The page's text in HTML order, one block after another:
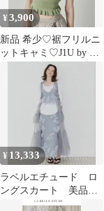
¥3,900
新品 希少♡裾フリルニ
ットキャミ♡J1U by LA
BELLE ETUDE
¥ 13,333
ラベルエチュード ロ
ングスカート 美品
水色 0